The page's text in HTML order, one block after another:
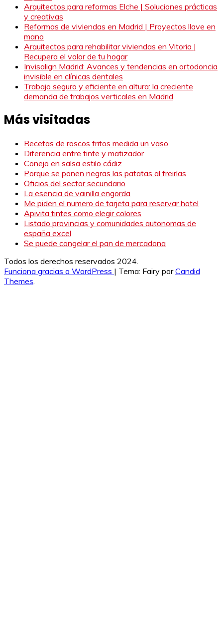
Arquitectos para reformas Elche | Soluciones prácticas
y creativas
Reformas de viviendas en Madrid | Proyectos llave en
mano
Arquitectos para rehabilitar viviendas en Vitoria |
Recupera el valor de tu hogar
Invisalign Madrid: Avances y tendencias en ortodoncia
invisible en clínicas dentales
Trabajo seguro y eficiente en altura: la creciente
demanda de trabajos verticales en Madrid
Más visitadas
Recetas de roscos fritos medida un vaso
Diferencia entre tinte y matizador
Conejo en salsa estilo cádiz
Porque se ponen negras las patatas al freirlas
Oficios del sector secundario
La esencia de vainilla engorda
Me piden el numero de tarjeta para reservar hotel
Apivita tintes como elegir colores
Listado provincias y comunidades autonomas de
españa excel
Se puede congelar el pan de mercadona
Todos los derechos reservados 2024.
Funciona gracias a WordPress | Tema: Fairy porCandid
Themes.